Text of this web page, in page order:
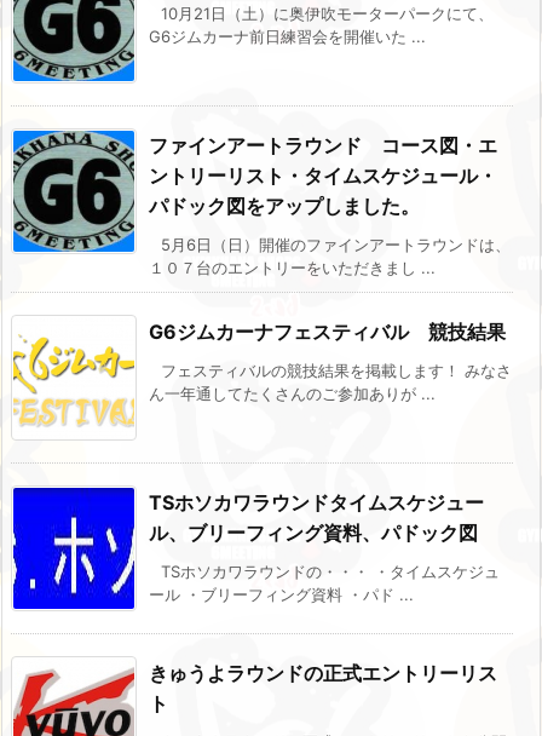
10月21日（土）に奥伊吹モーターパークにて、
G6ジムカーナ前日練習会を開催いた ...
ファインアートラウンド コース図・エ
ントリーリスト・タイムスケジュール・
パドック図をアップしました。
5月6日（日）開催のファインアートラウンドは、
１０７台のエントリーをいただきまし ...
G6ジムカーナフェスティバル 競技結果
フェスティバルの競技結果を掲載します！ みなさ
ん一年通してたくさんのご参加ありが ...
TSホソカワラウンドタイムスケジュー
ル、ブリーフィング資料、パドック図
TSホソカワラウンドの・・・ ・タイムスケジュ
ール ・ブリーフィング資料 ・パド ...
きゅうよラウンドの正式エントリーリス
ト